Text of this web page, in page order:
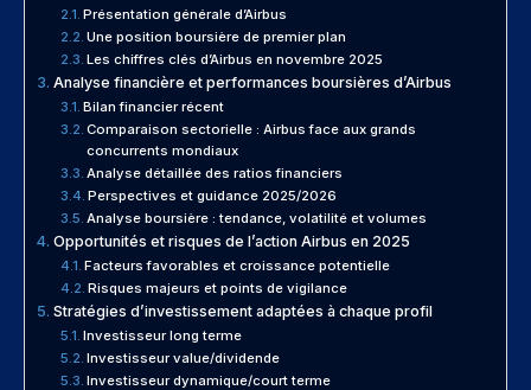
Présentation générale d’Airbus
Une position boursière de premier plan
Les chiffres clés d’Airbus en novembre 2025
Analyse financière et performances boursières d’Airbus
Bilan financier récent
Comparaison sectorielle : Airbus face aux grands
concurrents mondiaux
Analyse détaillée des ratios financiers
Perspectives et guidance 2025/2026
Analyse boursière : tendance, volatilité et volumes
Opportunités et risques de l’action Airbus en 2025
Facteurs favorables et croissance potentielle
Risques majeurs et points de vigilance
Stratégies d’investissement adaptées à chaque profil
Investisseur long terme
Investisseur value/dividende
Investisseur dynamique/court terme